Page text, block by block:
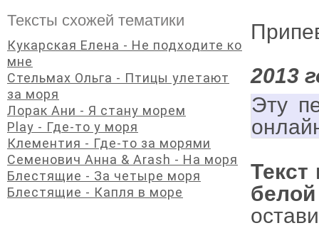
2013
Эту
Тексты схожей тематики
Кукарская Елена - Не подходите ко
мне
Стельмах Ольга - Птицы улетают
за моря
Лорак Ани - Я стану морем
Play - Где-то у моря
Клементия - Где-то за морями
Семенович Анна & Arash - На моря
Блестящие - За четыре моря
Блестящие - Капля в море